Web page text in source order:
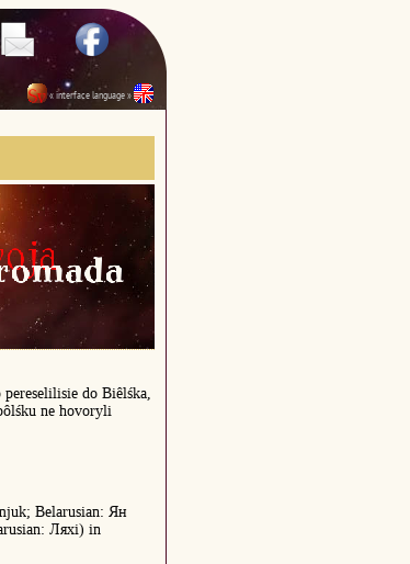
« interface language »
do Biêlśka,
ne hovoryli
Belarusian: Ян
Ляхі) in